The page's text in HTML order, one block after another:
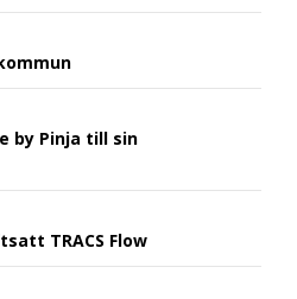
by Pinja till sin
TRACS Flow